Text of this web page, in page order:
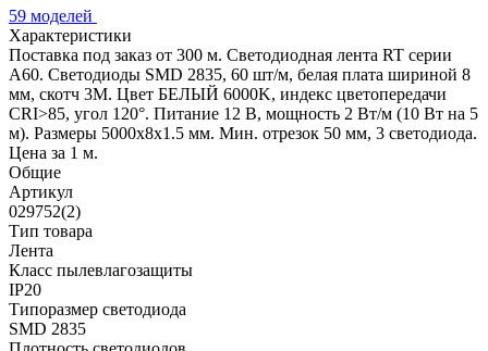
59 моделей
Характеристики
Поставка под заказ от 300 м. Светодиодная лента RT серии
A60. Светодиоды SMD 2835, 60 шт/м, белая плата шириной 8
мм, скотч 3M. Цвет БЕЛЫЙ 6000K, индекс цветопередачи
CRI>85, угол 120°. Питание 12 В, мощность 2 Вт/м (10 Вт на 5
м). Размеры 5000x8x1.5 мм. Мин. отрезок 50 мм, 3 светодиода.
Цена за 1 м.
Общие
Артикул
029752(2)
Тип товара
Лента
Класс пылевлагозащиты
IP20
Типоразмер светодиода
SMD 2835